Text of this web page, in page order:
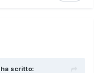
ha scritto: